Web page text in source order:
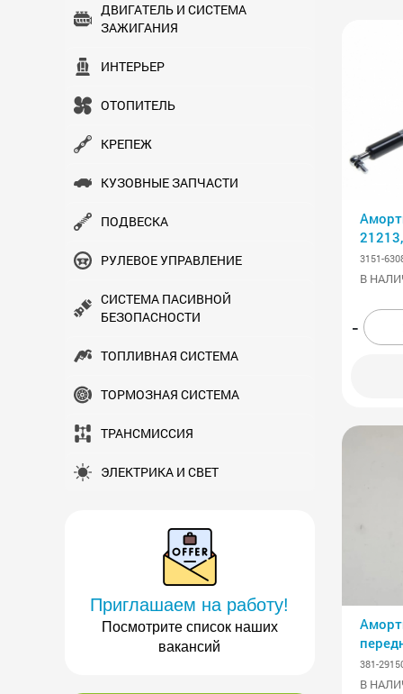
ДВИГАТЕЛЬ И СИСТЕМА
ЗАЖИГАНИЯ
ИНТЕРЬЕР
ОТОПИТЕЛЬ
КРЕПЕЖ
КУЗОВНЫЕ ЗАПЧАСТИ
ПОДВЕСКА
РУЛЕВОЕ УПРАВЛЕНИЕ
СИСТЕМА ПАСИВНОЙ
БЕЗОПАСНОСТИ
ТОПЛИВНАЯ СИСТЕМА
ТОРМОЗНАЯ СИСТЕМА
ТРАНСМИСCИЯ
ЭЛЕКТРИКА И СВЕТ
Приглашаем на работу!
Посмотрите список наших
вакансий
МАЗ-
3151-
В
-
381-
В